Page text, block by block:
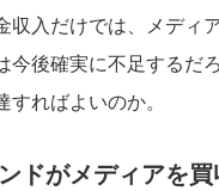
収入だけでは、メディ
今後確実に不足するだ
すればよいのか。
ドがメディアを買